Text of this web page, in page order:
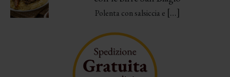
Polenta con salsiccia e […]